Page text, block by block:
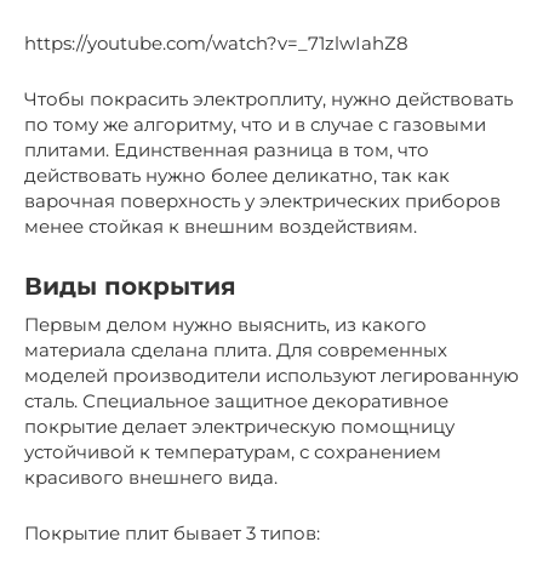
https://youtube.com/watch?v=_71zlwIahZ8
Чтобы покрасить электроплиту, нужно действовать
по тому же алгоритму, что и в случае с газовыми
плитами. Единственная разница в том, что
действовать нужно более деликатно, так как
варочная поверхность у электрических приборов
менее стойкая к внешним воздействиям.
Виды покрытия
Первым делом нужно выяснить, из какого
материала сделана плита. Для современных
моделей производители используют легированную
сталь. Специальное защитное декоративное
покрытие делает электрическую помощницу
устойчивой к температурам, с сохранением
красивого внешнего вида.
Покрытие плит бывает 3 типов: